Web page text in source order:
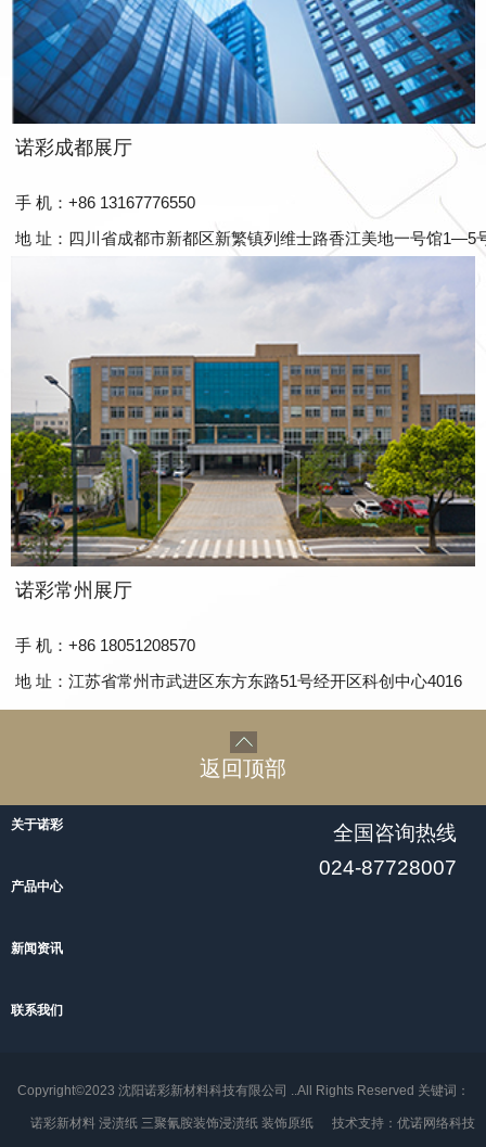
诺彩成都展厅
手 机：+86 13167776550
地 址：四川省成都市新都区新繁镇列维士路香江美地一号馆1—5
诺彩常州展厅
手 机：+86 18051208570
地 址：江苏省常州市武进区东方东路51号经开区科创中心4016
返回顶部
关于诺彩
产品中心
新闻资讯
联系我们
全国咨询热线
024-87728007
Copyright©2023 沈阳诺彩新材料科技有限公司 ..All Rights Reserved 关键词：
诺彩新材料 浸渍纸 三聚氰胺装饰浸渍纸 装饰原纸 技术支持： 优诺网络科技